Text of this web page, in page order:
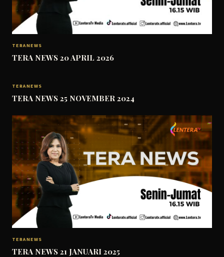
TERANEWS
TERA NEWS 20 APRIL 2026
TERANEWS
TERA NEWS 25 NOVEMBER 2024
TERANEWS
TERA NEWS 21 JANUARI 2025